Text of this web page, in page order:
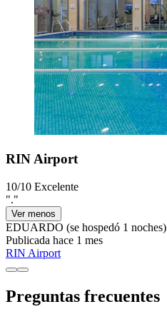
RIN Airport
10/10 Excelente
"."
Ver menos
EDUARDO (se hospedó 1 noches)
Publicada hace 1 mes
RIN Airport
Preguntas frecuentes